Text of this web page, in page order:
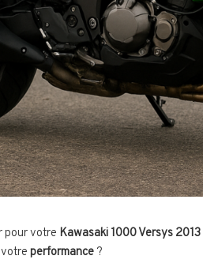
pour votre Kawasaki 1000 Versys 2013
performance ?